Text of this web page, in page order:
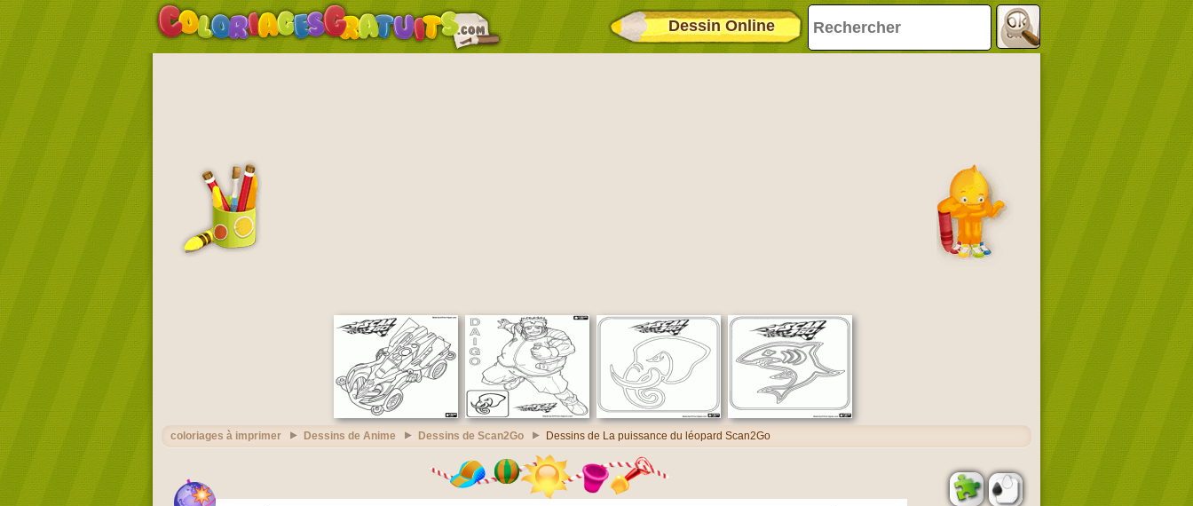
Dessin Online
coloriages à imprimer Dessins de Anime Dessins de Scan2Go Dessins de La puissance du léopard Scan2Go